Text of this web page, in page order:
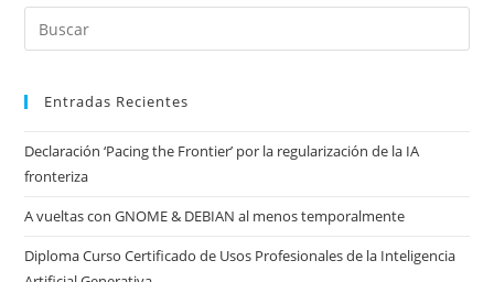
Entradas Recientes
Declaración ‘Pacing the Frontier’ por la regularización de la IA
fronteriza
A vueltas con GNOME & DEBIAN al menos temporalmente
Diploma Curso Certificado de Usos Profesionales de la Inteligencia